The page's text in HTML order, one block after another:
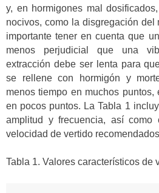
y, en hormigones mal
nocivos, como la disgregación del
importante tener en cuenta que
menos perjudicial que una
extracción debe ser lenta para
se rellene con hormigón y
menos tiempo en muchos
en pocos puntos. La Tabla 1
amplitud y frecuencia, así
velocidad de vertido
Tabla 1. Valores característicos de